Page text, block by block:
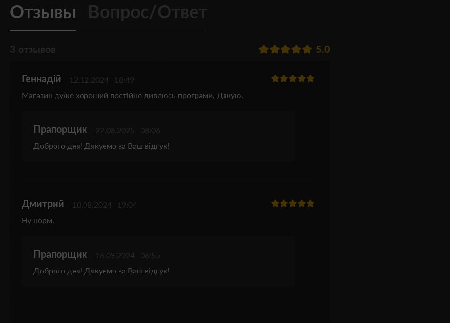
Отзывы Вопрос/Ответ
3 отзывов 5.0
Геннадій 12.12.2024
18:49
Магазин дуже хороший постійно дивлюсь програми, Дякую.
Прапорщик 22.08.2025
08:06
Доброго дня! Дякуємо за Ваш відгук!
Дмитрий 10.08.2024
19:04
Ну норм.
Прапорщик 16.09.2024
06:55
Доброго дня! Дякуємо за Ваш відгук!